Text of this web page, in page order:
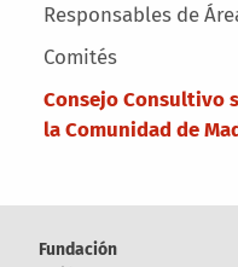
Responsables de
Comités
Consejo Consultivo
la Comunidad de
Fundación